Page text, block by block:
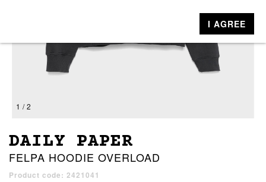
1 / 2
DAILY PAPER
FELPA HOODIE OVERLOAD
Product code: 2421041
I AGREE